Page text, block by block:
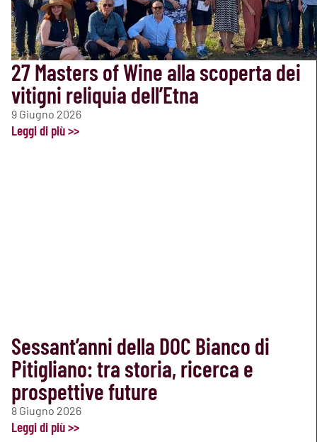
27 Masters of Wine alla scoperta dei
vitigni reliquia dell’Etna
9 Giugno 2026
Leggi di più >>
Sessant’anni della DOC Bianco di
Pitigliano: tra storia, ricerca e
prospettive future
8 Giugno 2026
Leggi di più >>